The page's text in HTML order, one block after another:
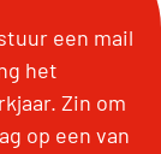
een mail
het
Zin om
op een van